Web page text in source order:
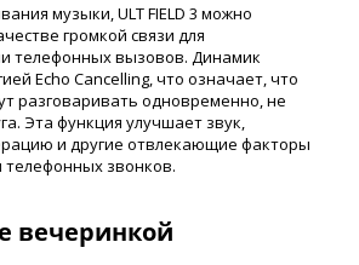
музыки, ULT FIELD 3 можно
громкой связи для
телефонных вызовов. Динамик
Echo Cancelling, что означает, что
разговаривать одновременно, не
Эта функция улучшает звук,
и другие отвлекающие факторы
телефонных звонков.
вечеринкой